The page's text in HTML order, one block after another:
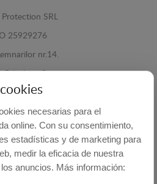
Protection SRL
25929276
nr.14.
Odorheiu Secuiesc
Romania
necesarias para el
online. Con su consentimiento,
estadísticas y de marketing para
medir la eficacia de nuestra
anuncios. Más información: